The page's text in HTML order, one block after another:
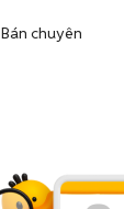
Bán chuyên